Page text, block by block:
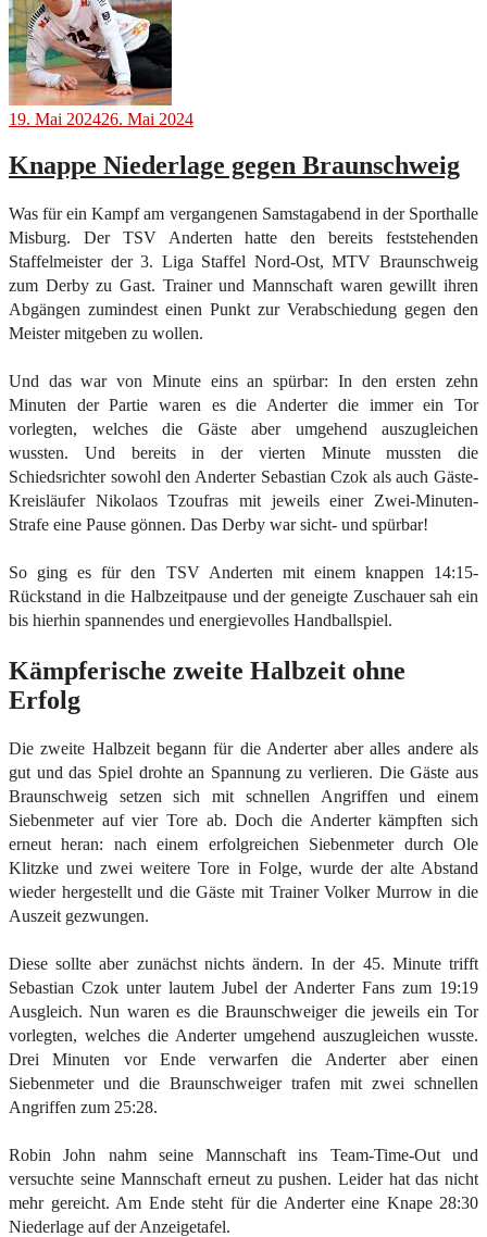
19. Mai 202426. Mai 2024
Knappe Niederlage gegen Braunschweig
Was für ein Kampf am vergangenen Samstagabend in der Sporthalle
Misburg. Der TSV Anderten hatte den bereits feststehenden
Staffelmeister der 3. Liga Staffel Nord-Ost, MTV Braunschweig
zum Derby zu Gast. Trainer und Mannschaft waren gewillt ihren
Abgängen zumindest einen Punkt zur Verabschiedung gegen den
Meister mitgeben zu wollen.
Und das war von Minute eins an spürbar: In den ersten zehn
Minuten der Partie waren es die Anderter die immer ein Tor
vorlegten, welches die Gäste aber umgehend auszugleichen
wussten. Und bereits in der vierten Minute mussten die
Schiedsrichter sowohl den Anderter Sebastian Czok als auch Gäste-
Kreisläufer Nikolaos Tzoufras mit jeweils einer Zwei-Minuten-
Strafe eine Pause gönnen. Das Derby war sicht- und spürbar!
So ging es für den TSV Anderten mit einem knappen 14:15-
Rückstand in die Halbzeitpause und der geneigte Zuschauer sah ein
bis hierhin spannendes und energievolles Handballspiel.
Kämpferische zweite Halbzeit ohne
Erfolg
Die zweite Halbzeit begann für die Anderter aber alles andere als
gut und das Spiel drohte an Spannung zu verlieren. Die Gäste aus
Braunschweig setzen sich mit schnellen Angriffen und einem
Siebenmeter auf vier Tore ab. Doch die Anderter kämpften sich
erneut heran: nach einem erfolgreichen Siebenmeter durch Ole
Klitzke und zwei weitere Tore in Folge, wurde der alte Abstand
wieder hergestellt und die Gäste mit Trainer Volker Murrow in die
Auszeit gezwungen.
Diese sollte aber zunächst nichts ändern. In der 45. Minute trifft
Sebastian Czok unter lautem Jubel der Anderter Fans zum 19:19
Ausgleich. Nun waren es die Braunschweiger die jeweils ein Tor
vorlegten, welches die Anderter umgehend auszugleichen wusste.
Drei Minuten vor Ende verwarfen die Anderter aber einen
Siebenmeter und die Braunschweiger trafen mit zwei schnellen
Angriffen zum 25:28.
Robin John nahm seine Mannschaft ins Team-Time-Out und
versuchte seine Mannschaft erneut zu pushen. Leider hat das nicht
mehr gereicht. Am Ende steht für die Anderter eine Knape 28:30
Niederlage auf der Anzeigetafel.